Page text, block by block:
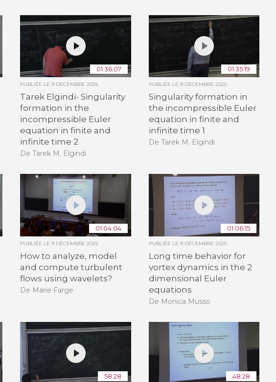
01:36:07
PUBLIÉE LE9 DÉCEMBRE 2025
Tarek Elgindi- Singularity
formation in the
incompressible Euler
equation in finite and
infinite time 2
De Tarek M. Elgindi
01:35:19
PUBLIÉE LE 9 DÉCEMBRE 2025
Singularity formation in
the incompressible Euler
equation in finite and
infinite time 1
De Tarek M. Elgindi
01:04:04
PUBLIÉE LE9 DÉCEMBRE 2025
How to analyze, model
and compute turbulent
flows using wavelets?
De Marie Farge
01:06:15
PUBLIÉE LE 9 DÉCEMBRE 2025
Long time behavior for
vortex dynamics in the 2
dimensional Euler
equations
De Monica Musso
58:28 48:28